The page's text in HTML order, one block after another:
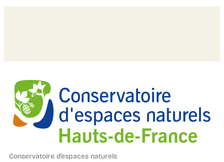
Conservatoire d’espaces naturels